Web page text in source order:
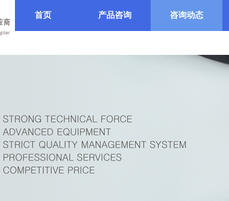
首页 产品咨询 咨询动态